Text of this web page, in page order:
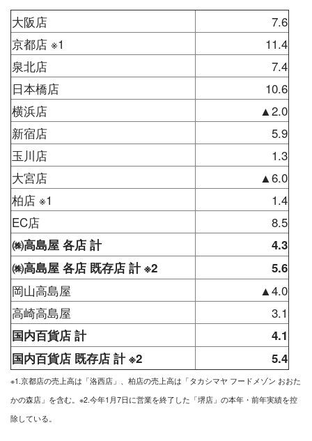
大阪店
7.6
京都店 ※1
11.4
泉北店
7.4
日本橋店
10.6
横浜店
▲2.0
新宿店
5.9
玉川店
1.3
大宮店
▲6.0
柏店 ※1
1.4
EC店
8.5
㈱高島屋 各店 計
4.3
㈱高島屋 各店 既存店 計 ※2
5.6
岡山高島屋
▲4.0
高崎高島屋
3.1
国内百貨店 計
4.1
国内百貨店 既存店 計 ※2
5.4
※1.京都店の売上高は「洛西店」、柏店の売上高は「タカシマヤ フードメゾン おおた
かの森店」を含む。※2.今年1月7日に営業を終了した「堺店」の本年・前年実績を控
除している。